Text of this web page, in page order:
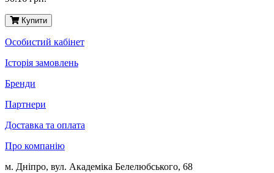
Купити
Особистий кабінет
Історія замовлень
Бренди
Партнери
Доставка та оплата
Про компанію
м. Дніпро, вул. Академіка Белелюбського, 68